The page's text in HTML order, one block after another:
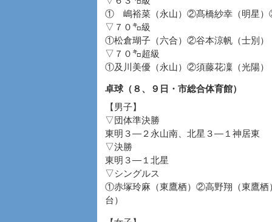
① 嶋裕菜（永山）②髙橋紗幸（明星）
▽７０㌔級
①松倉瑚子（六合）②谷本涼帆（士別）
▽７０㌔超級
①及川美優（永山）②須藤花凜（光陽）
卓球（８、９日・市総合体育館）
【男子】
▽団体準決勝
東明３―２永山南、北星３―１神居東
▽決勝
東明３―１北星
▽シングルス
①赤塚玲麻（東鷹栖）②高野翔（東鷹
台）